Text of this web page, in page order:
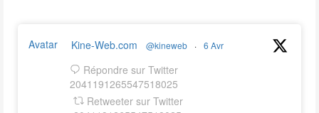
Avatar Kine-Web.com @kineweb · 6 Avr
Répondre sur Twitter
2041191265547518025
Retweeter sur Twitter